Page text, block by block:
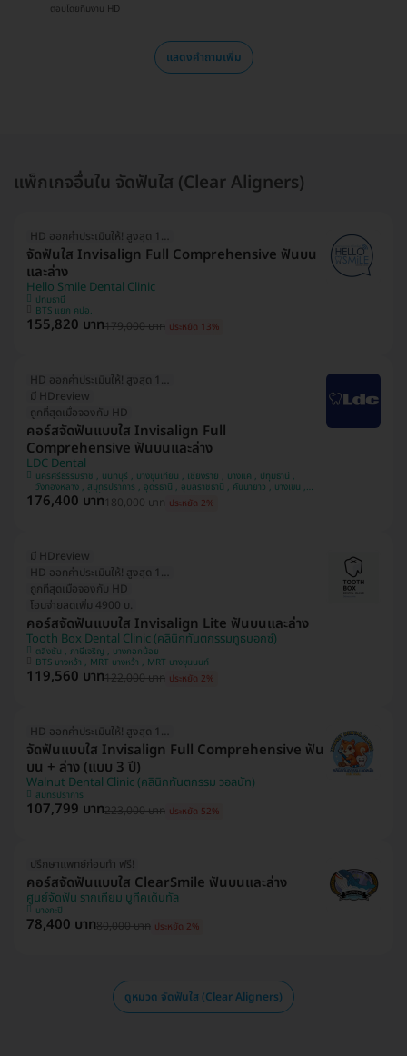
ตอบโดยทีมงาน HD
แสดงคำถามเพิ่ม
แพ็กเกจอื่นใน จัดฟันใส (Clear Aligners)
HD ออกค่าประเมินให้! สูงสุด 1500 บ.
จัดฟันใส Invisalign Full Comprehensive ฟันบน
และล่าง
Hello Smile Dental Clinic
ปทุมธานี
BTS แยก คปอ.
155,820 บาท179,000 บาท ประหยัด 13%
HD ออกค่าประเมินให้! สูงสุด 1500 บ.
มี HDreview
ถูกที่สุดเมื่อจองกับ HD
คอร์สจัดฟันแบบใส Invisalign Full
Comprehensive ฟันบนและล่าง
LDC Dental
นครศรีธรรมราช , นนทบุรี , บางขุนเทียน , เชียงราย , บางแค , ปทุมธานี ,
วังทองหลาง , สมุทรปราการ , อุดรธานี , อุบลราชธานี , คันนายาว , บางเขน ,
สวนหลวง , หลักสี่ , มีนบุรี , นครพนม , ทวีวัฒนา
176,400 บาท180,000 บาท ประหยัด 2%
มี HDreview
HD ออกค่าประเมินให้! สูงสุด 1500 บ.
ถูกที่สุดเมื่อจองกับ HD
โอนจ่ายลดเพิ่ม 4900 บ.
คอร์สจัดฟันแบบใส Invisalign Lite ฟันบนและล่าง
Tooth Box Dental Clinic (คลินิกทันตกรรมทูธบอกซ์)
ตลิ่งชัน , ภาษีเจริญ , บางกอกน้อย
BTS บางหว้า , MRT บางหว้า , MRT บางขุนนนท์
119,560 บาท122,000 บาท ประหยัด 2%
HD ออกค่าประเมินให้! สูงสุด 1500 บ.
จัดฟันแบบใส Invisalign Full Comprehensive ฟัน
บน + ล่าง (แบบ 3 ปี)
Walnut Dental Clinic (คลินิกทันตกรรม วอลนัท)
สมุทรปราการ
107,799 บาท223,000 บาท ประหยัด 52%
ปรึกษาแพทย์ก่อนทำ ฟรี!
คอร์สจัดฟันแบบใส ClearSmile ฟันบนและล่าง
ศูนย์จัดฟัน รากเทียม บูทีคเด็นทัล
บางกะปิ
78,400 บาท80,000 บาท ประหยัด 2%
ดูหมวด จัดฟันใส (Clear Aligners)